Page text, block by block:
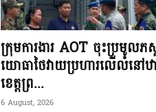
ក្រុមការងារ AOT ចុះប្រមូលភ
យោធាថៃវាយប្រហារលើលំនៅ
ខេត្តព្រ...
6 August, 2026